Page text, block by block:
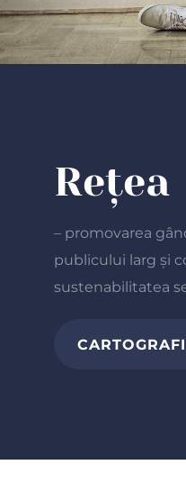
Rețea
– promovarea
publicului larg și
sustenabilitatea